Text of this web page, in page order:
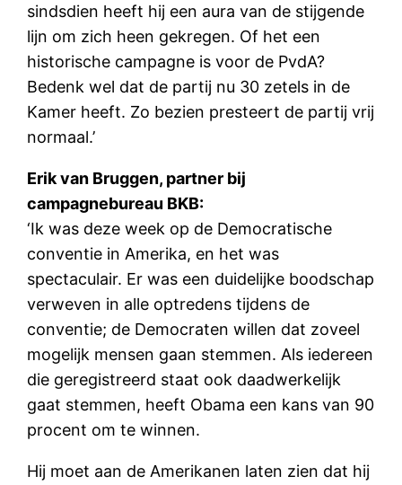
sindsdien heeft hij een aura van de stijgende
lijn om zich heen gekregen. Of het een
historische campagne is voor de PvdA?
Bedenk wel dat de partij nu 30 zetels in de
Kamer heeft. Zo bezien presteert de partij vrij
normaal.’
Erik van Bruggen, partner bij
campagnebureau BKB:
‘Ik was deze week op de Democratische
conventie in Amerika, en het was
spectaculair. Er was een duidelijke boodschap
verweven in alle optredens tijdens de
conventie; de Democraten willen dat zoveel
mogelijk mensen gaan stemmen. Als iedereen
die geregistreerd staat ook daadwerkelijk
gaat stemmen, heeft Obama een kans van 90
procent om te winnen.
Hij moet aan de Amerikanen laten zien dat hij